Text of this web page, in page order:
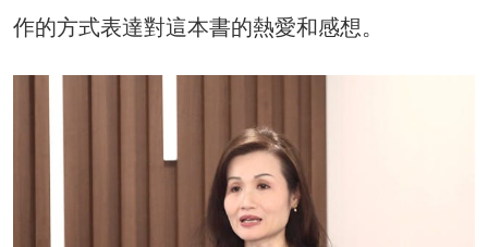
作的方式表達對這本書的熱愛和感想。